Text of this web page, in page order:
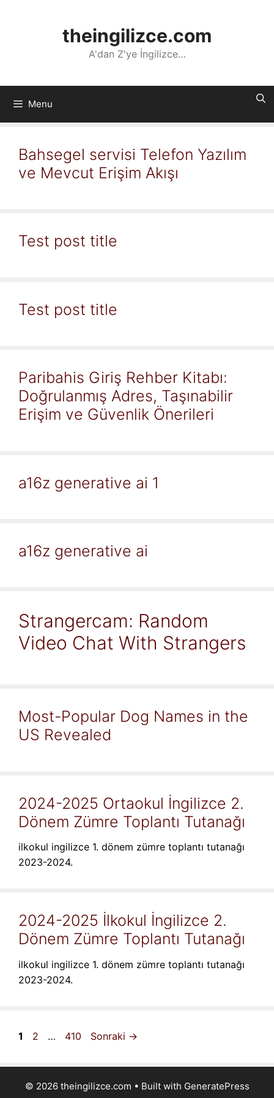
theingilizce.com
A'dan Z'ye İngilizce…
Menu
Bahsegel servisi Telefon Yazılım
ve Mevcut Erişim Akışı
Test post title
Test post title
Paribahis Giriş Rehber Kitabı:
Doğrulanmış Adres, Taşınabilir
Erişim ve Güvenlik Önerileri
a16z generative ai 1
a16z generative ai
Strangercam: Random
Video Chat With Strangers
Most-Popular Dog Names in the
US Revealed
2024-2025 Ortaokul İngilizce 2.
Dönem Zümre Toplantı Tutanağı
ilkokul ingilizce 1. dönem zümre toplantı tutanağı
2023-2024.
2024-2025 İlkokul İngilizce 2.
Dönem Zümre Toplantı Tutanağı
ilkokul ingilizce 1. dönem zümre toplantı tutanağı
2023-2024.
Sayfa
1 Sayfa
2 … Sayfa
410 Sonraki →
© 2026 theingilizce.com • Built with GeneratePress